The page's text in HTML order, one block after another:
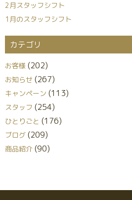
2月スタッフシフト
1月のスタッフシフト
カテゴリ
お客様 (202)
お知らせ (267)
キャンペーン (113)
スタッフ (254)
ひとりごと (176)
ブログ (209)
商品紹介 (90)